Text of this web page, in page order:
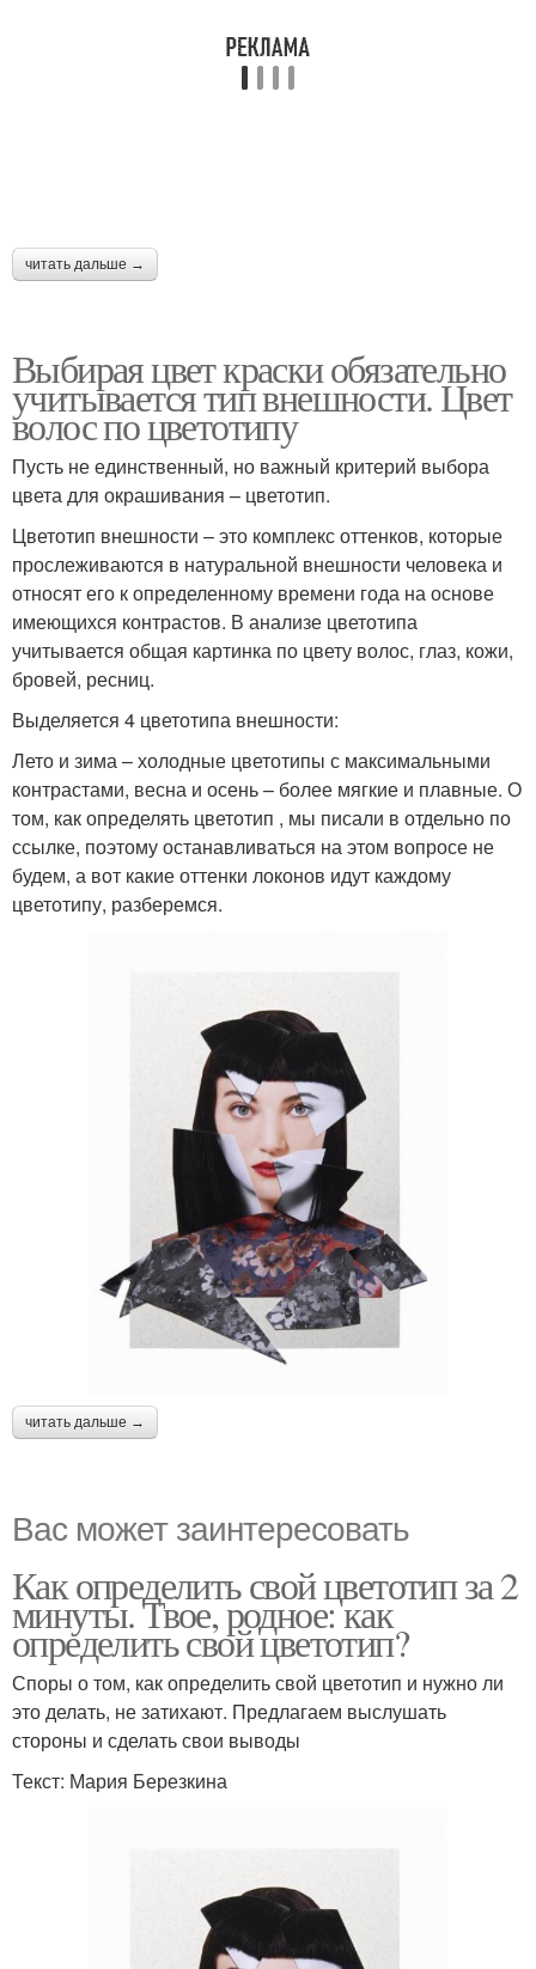
читать дальше →
Выбирая цвет краски обязательно
учитывается тип внешности. Цвет
волос по цветотипу
Пусть не единственный, но важный критерий выбора
цвета для окрашивания – цветотип.
Цветотип внешности – это комплекс оттенков, которые
прослеживаются в натуральной внешности человека и
относят его к определенному времени года на основе
имеющихся контрастов. В анализе цветотипа
учитывается общая картинка по цвету волос, глаз, кожи,
бровей, ресниц.
Выделяется 4 цветотипа внешности:
Лето и зима – холодные цветотипы с максимальными
контрастами, весна и осень – более мягкие и плавные. О
том, как определять цветотип , мы писали в отдельно по
ссылке, поэтому останавливаться на этом вопросе не
будем, а вот какие оттенки локонов идут каждому
цветотипу, разберемся.
читать дальше →
Вас может заинтересовать
Как определить свой цветотип за 2
минуты. Твое, родное: как
определить свой цветотип?
Споры о том, как определить свой цветотип и нужно ли
это делать, не затихают. Предлагаем выслушать
стороны и сделать свои выводы
Текст: Мария Березкина